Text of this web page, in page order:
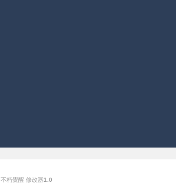
不朽覺醒 修改器1.0